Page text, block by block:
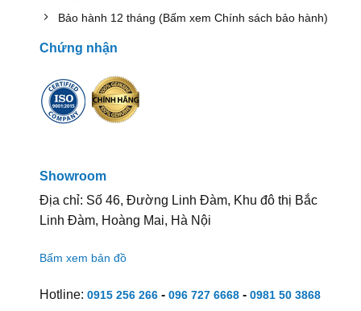
Bảo hành 12 tháng (Bấm xem Chính sách bảo hành)
Chứng nhận
Showroom
Địa chỉ: Số 46, Đường Linh Đàm, Khu đô thị Bắc
Linh Đàm, Hoàng Mai, Hà Nội
Bấm xem bản đồ
Hotline: 0915 256 266- 096 727 6668- 0981 50 3868